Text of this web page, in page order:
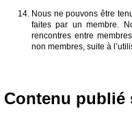
Nous ne pouvons être
faites par un membre.
rencontres entre
non membres, suite à
Contenu publié